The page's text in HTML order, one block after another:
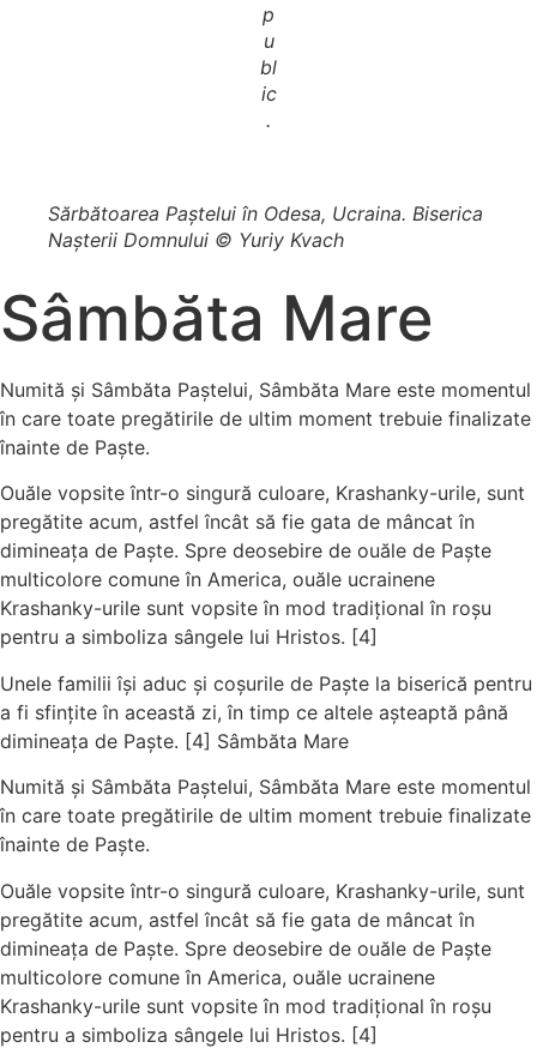
p
u
bl
ic
.
Sărbătoarea Paștelui în Odesa, Ucraina. Biserica
Nașterii Domnului © Yuriy Kvach
Sâmbăta Mare
Numită și Sâmbăta Paștelui, Sâmbăta Mare este momentul
în care toate pregătirile de ultim moment trebuie finalizate
înainte de Paște.
Ouăle vopsite într-o singură culoare, Krashanky-urile, sunt
pregătite acum, astfel încât să fie gata de mâncat în
dimineața de Paște. Spre deosebire de ouăle de Paște
multicolore comune în America, ouăle ucrainene
Krashanky-urile sunt vopsite în mod tradițional în roșu
pentru a simboliza sângele lui Hristos. [4]
Unele familii își aduc și coșurile de Paște la biserică pentru
a fi sfințite în această zi, în timp ce altele așteaptă până
dimineața de Paște. [4] Sâmbăta Mare
Numită și Sâmbăta Paștelui, Sâmbăta Mare este momentul
în care toate pregătirile de ultim moment trebuie finalizate
înainte de Paște.
Ouăle vopsite într-o singură culoare, Krashanky-urile, sunt
pregătite acum, astfel încât să fie gata de mâncat în
dimineața de Paște. Spre deosebire de ouăle de Paște
multicolore comune în America, ouăle ucrainene
Krashanky-urile sunt vopsite în mod tradițional în roșu
pentru a simboliza sângele lui Hristos. [4]